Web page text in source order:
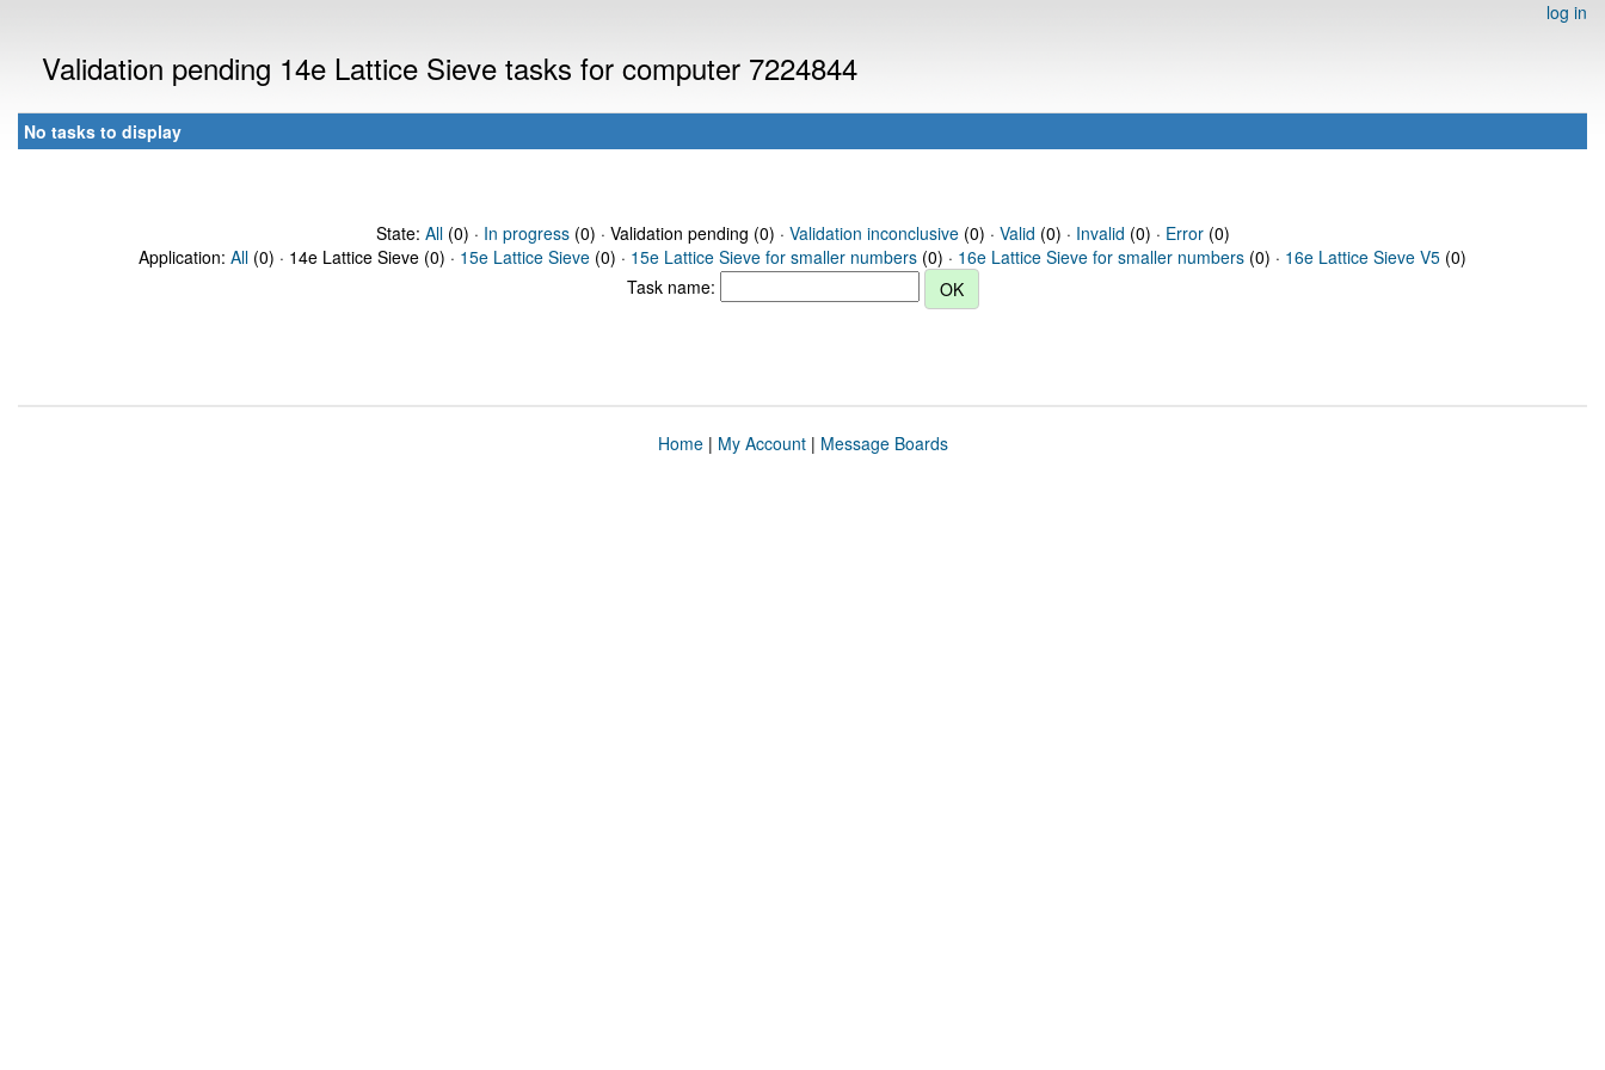
log in
Validation pending 14e Lattice Sieve tasks for computer 7224844
No tasks to display
State: All(0) · In progress(0) · Validation pending (0) · Validation inconclusive(0) · Valid (0) · Invalid (0) · Error(0)
Application: All (0) · 14e Lattice Sieve (0) · 15e Lattice Sieve (0) · 15e Lattice Sieve for smaller numbers (0) · 16e Lattice Sieve for smaller numbers (0) · 16e Lattice Sieve V5 (0)
Task name:
Home| My Account| Message Boards